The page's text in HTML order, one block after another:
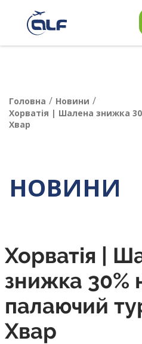
Головна / Новини /
Хорватія | Шалена знижка
Хвар
НОВИНИ
Хорватія |
знижка 30%
палаючий
Хвар